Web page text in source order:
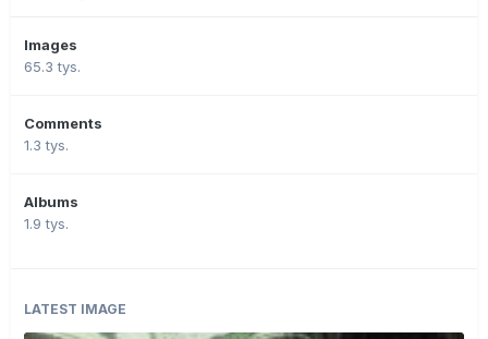
Images
65.3 tys.
Comments
1.3 tys.
Albums
1.9 tys.
LATEST IMAGE